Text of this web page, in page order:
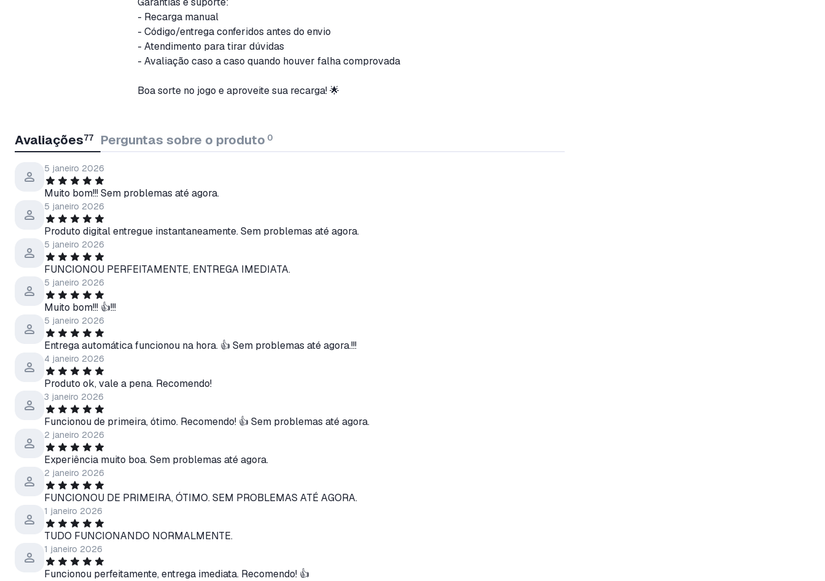
- Recarga manual
- Código/entrega conferidos antes do envio
- Atendimento para tirar dúvidas
- Avaliação caso a caso quando houver falha comprovada
Boa sorte no jogo e aproveite sua recarga! 🌟
Avaliações77 Perguntas sobre o produto 0
5 janeiro 2026
Muito bom!!! Sem problemas até agora.
5 janeiro 2026
Produto digital entregue instantaneamente. Sem problemas até agora.
5 janeiro 2026
FUNCIONOU PERFEITAMENTE, ENTREGA IMEDIATA.
5 janeiro 2026
Muito bom!!! 👍!!!
5 janeiro 2026
Entrega automática funcionou na hora. 👍 Sem problemas até agora.!!!
4 janeiro 2026
Produto ok, vale a pena. Recomendo!
3 janeiro 2026
Funcionou de primeira, ótimo. Recomendo! 👍 Sem problemas até agora.
2 janeiro 2026
Experiência muito boa. Sem problemas até agora.
2 janeiro 2026
FUNCIONOU DE PRIMEIRA, ÓTIMO. SEM PROBLEMAS ATÉ AGORA.
1 janeiro 2026
TUDO FUNCIONANDO NORMALMENTE.
1 janeiro 2026
Funcionou perfeitamente, entrega imediata. Recomendo! 👍